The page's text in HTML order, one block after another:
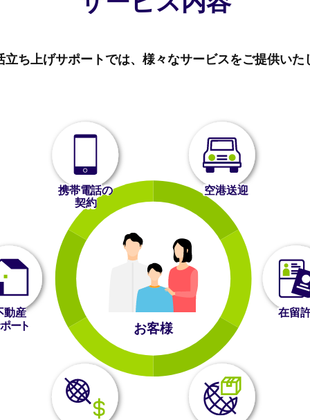
立ち上げサポートでは、様々なサービスをご提供いた